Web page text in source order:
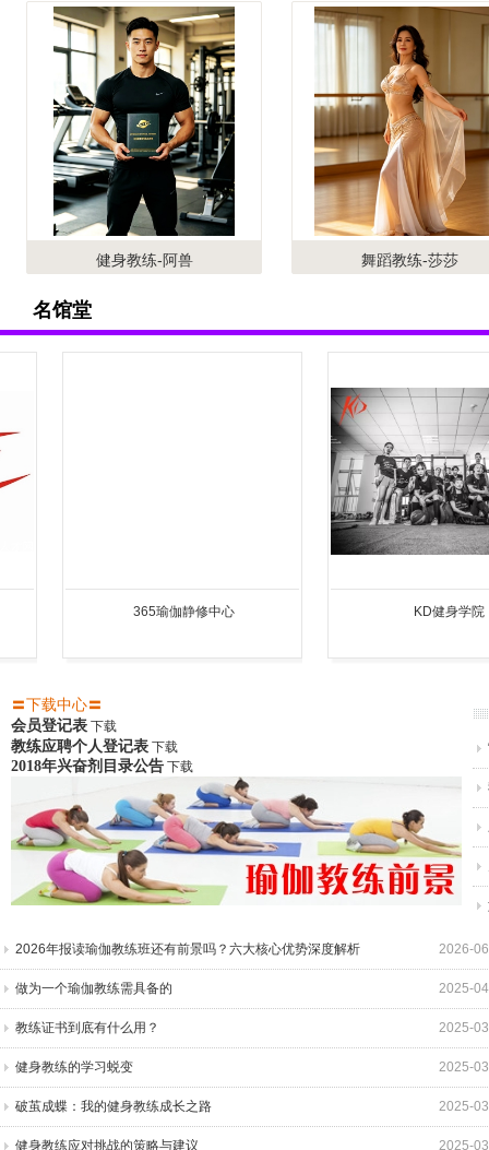
健身教练-阿兽 舞蹈教练-莎莎
名馆堂
365瑜伽静修中心 KD健身学院
〓下载中心〓
会员登记表 下载
教练应聘个人登记表 下载
2018年兴奋剂目录公告 下载
2026年报读瑜伽教练班还有前景吗？六大核心优势深度解析 2026-
做为一个瑜伽教练需具备的 2025-
教练证书到底有什么用？ 2025-
健身教练的学习蜕变 2025-
破茧成蝶：我的健身教练成长之路 2025-
健身教练应对挑战的策略与建议 2025-